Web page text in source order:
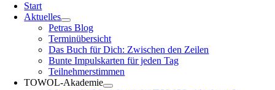
Start
Aktuelles
Petras Blog
Terminübersicht
Das Buch für Dich: Zwischen den Zeilen
Bunte Impulskarten für jeden Tag
Teilnehmerstimmen
TOWOL-Akademie